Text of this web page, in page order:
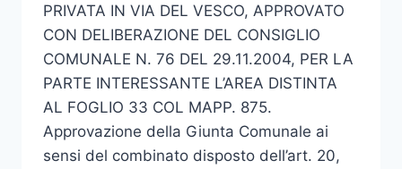
PRIVATA IN VIA DEL VESCO, APPROVATO
CON DELIBERAZIONE DEL CONSIGLIO
COMUNALE N. 76 DEL 29.11.2004, PER LA
PARTE INTERESSANTE L’AREA DISTINTA
AL FOGLIO 33 COL MAPP. 875.
Approvazione della Giunta Comunale ai
sensi del combinato disposto dell’art. 20,